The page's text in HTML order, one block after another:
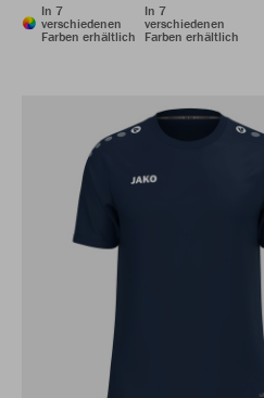
In 7
verschiedenen
Farben erhältlich
In 7
verschiedenen
Farben erhältlich